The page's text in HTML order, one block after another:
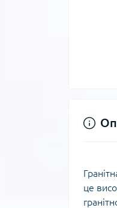
це